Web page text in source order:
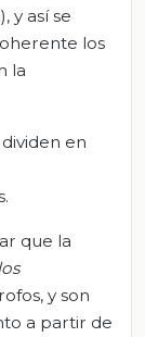
y así se
los
la
en
que la
y son
a partir de